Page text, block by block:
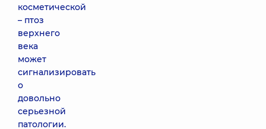
косметической
– птоз
верхнего
века
может
сигнализировать
о
довольно
серьезной
патологии.